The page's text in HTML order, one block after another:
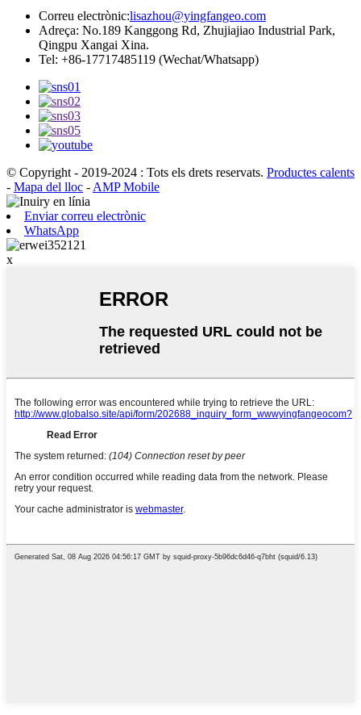
Correu electrònic:lisazhou@yingfangeo.com
Adreça: No.189 Kanggong Rd, Zhujiajiao Industrial Park,
Qingpu Xangai Xina.
Tel: +86-17717485119 (Wechat/Whatsapp)
© Copyright - 2019-2024 : Tots els drets reservats. Productes calents
- Mapa del lloc -AMP Mobile
Enviar correu electrònic
WhatsApp
x